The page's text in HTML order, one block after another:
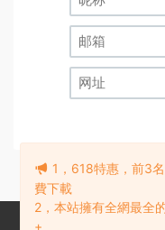
1，618特惠，前3
費下載
2，本站擁有全網最全
+